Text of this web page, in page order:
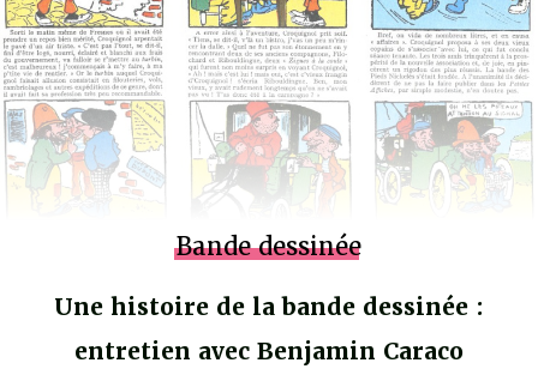
Bande dessinée
Une histoire de la bande dessinée :
entretien avec Benjamin Caraco